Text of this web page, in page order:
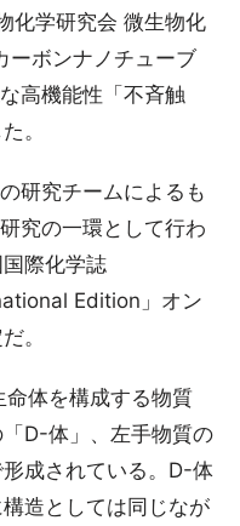
化学研究会 微生物化
ーボンナノチューブ
高機能性「不斉触
。
研究チームによるも
究の一環として行わ
際化学誌
Edition」オン
。
体を構成する物質
D-体」、左手物質の
形成されている。D-体
造としては同じなが